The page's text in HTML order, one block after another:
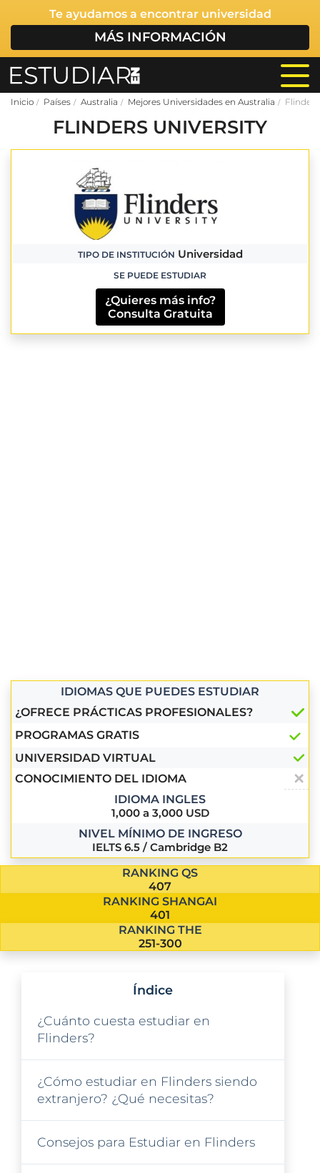
Te ayudamos a encontrar universidad
MÁS INFORMACIÓN
Inicio Países Australia Mejores Universidades en Australia
FLINDERS UNIVERSITY
TIPO DE INSTITUCIÓN Universidad
SE PUEDE ESTUDIAR
¿Quieres más info?
Consulta Gratuita
IDIOMAS QUE PUEDES ESTUDIAR
¿OFRECE PRÁCTICAS PROFESIONALES?
PROGRAMAS GRATIS
UNIVERSIDAD VIRTUAL
CONOCIMIENTO DEL IDIOMA
IDIOMA INGLES
1,000 a 3,000 USD
NIVEL MÍNIMO DE INGRESO
IELTS 6.5 / Cambridge B2
RANKING QS
407
RANKING SHANGAI
401
RANKING THE
251-300
Índice
¿Cuánto cuesta estudiar en
Flinders?
¿Cómo estudiar en Flinders siendo
extranjero? ¿Qué necesitas?
Consejos para Estudiar en Flinders